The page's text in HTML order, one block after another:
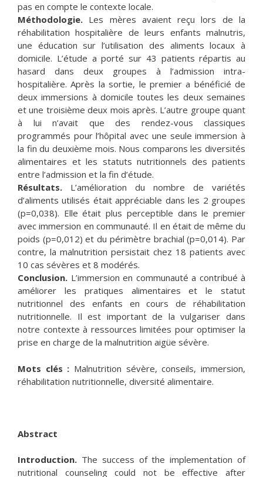
pas en compte le contexte locale.
Méthodologie. Les mères avaient reçu lors de la
réhabilitation hospitalière de leurs enfants malnutris,
une éducation sur l’utilisation des aliments locaux à
domicile. L’étude a porté sur 43 patients répartis au
hasard dans deux groupes à l’admission intra-
hospitalière. Après la sortie, le premier a bénéficié de
deux immersions à domicile toutes les deux semaines
et une troisième deux mois après. L’autre groupe quant
à lui n’avait que des rendez-vous classiques
programmés pour l’hôpital avec une seule immersion à
la fin du deuxième mois. Nous comparons les diversités
alimentaires et les statuts nutritionnels des patients
entre l’admission et la fin d’étude.
Résultats. L’amélioration du nombre de variétés
d’aliments utilisés était appréciable dans les 2 groupes
(p=0,038). Elle était plus perceptible dans le premier
avec immersion en communauté. Il en était de même du
poids (p=0,012) et du périmètre brachial (p=0,014). Par
contre, la malnutrition persistait chez 18 patients avec
10 cas sévères et 8 modérés.
Conclusion. L’immersion en communauté a contribué à
améliorer les pratiques alimentaires et le statut
nutritionnel des enfants en cours de réhabilitation
nutritionnelle. Il est important de la vulgariser dans
notre contexte à ressources limitées pour optimiser la
prise en charge de la malnutrition aigüe sévère.
Mots clés : Malnutrition sévère, conseils, immersion,
réhabilitation nutritionnelle, diversité alimentaire.
Abstract
Introduction. The success of the implementation of
nutritional counseling could not be effective after